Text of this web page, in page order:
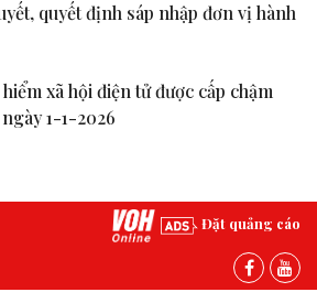
quyết định sáp nhập đơn vị hành
hiểm xã hội điện tử được cấp chậm
1-1-2026
Đặt quảng cáo